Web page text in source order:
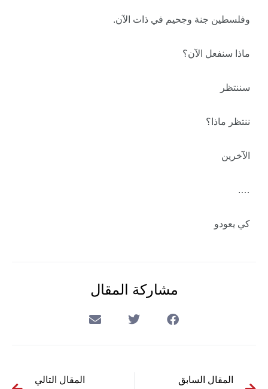
وفلسطين جنة وجحيم في ذات الآن.
ماذا سنفعل الآن؟
سننتظر
ننتظر ماذا؟
الآخرين
….
كي يعودو
مشاركة المقال
المقال السابق المقال التالي